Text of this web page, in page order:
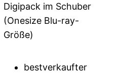
Digipack im Schuber
(Onesize Blu-ray-
Größe)
bestverkaufter